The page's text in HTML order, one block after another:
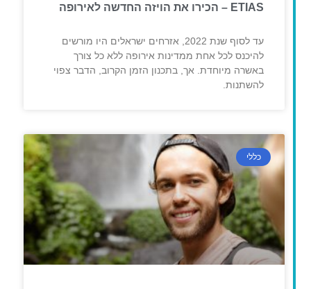
ETIAS – הכירו את הויזה החדשה לאירופה
עד לסוף שנת 2022, אזרחים ישראלים היו מורשים
להיכנס לכל אחת ממדינות אירופה ללא כל צורך
באשרה מיוחדת. אך, בתכנון הזמן הקרוב, הדבר צפוי
להשתנות.
כללי